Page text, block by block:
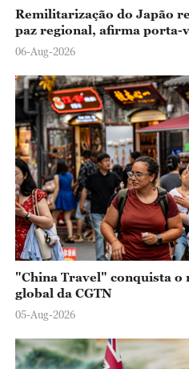
Remilitarização do Japão
paz regional, afirma porta-
06-Aug-2026
"China Travel" conquista o
global da CGTN
05-Aug-2026